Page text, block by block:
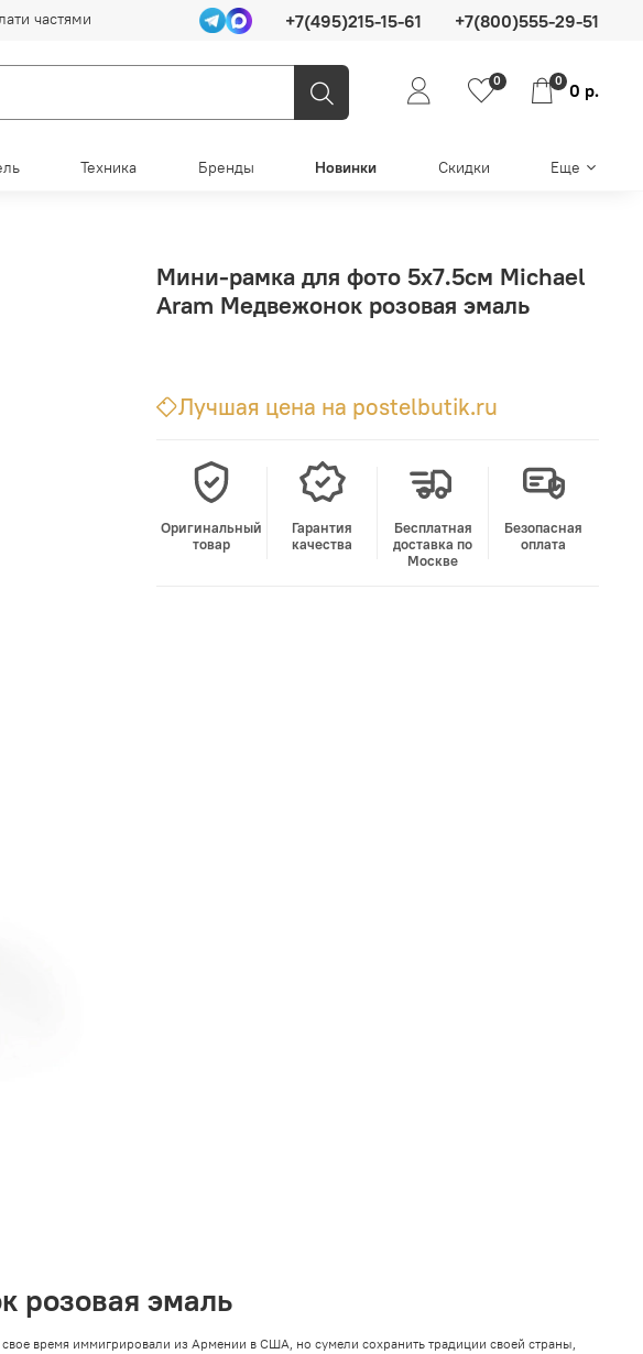
частями +7(495)215-15-61 +7(800)555-29-51
0 0 0 р.
Техника Бренды Новинки Скидки Еще
Мини-рамка для фото 5х7.5см Michael
Aram Медвежонок розовая эмаль
Лучшая цена на postelbutik.ru
Оригинальный
товар
Гарантия
качества
Бесплатная
доставка по
Москве
Безопасная
оплата
розовая эмаль
время иммигрировали из Армении в США, но сумели сохранить традиции своей страны,